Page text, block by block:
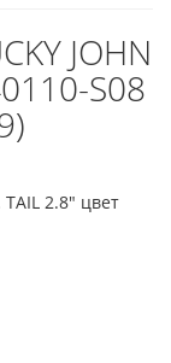
JOHN
S08
2.8" цвет